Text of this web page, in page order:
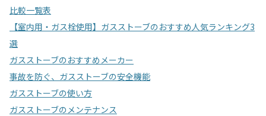
比較一覧表
【室内用・ガス栓使用】ガスストーブのおすすめ人気ランキング3
選
ガスストーブのおすすめメーカー
事故を防ぐ、ガスストーブの安全機能
ガスストーブの使い方
ガスストーブのメンテナンス